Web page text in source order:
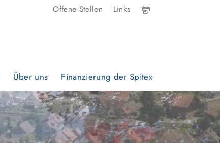
Offene Stellen Links
Über uns Finanzierung der Spitex